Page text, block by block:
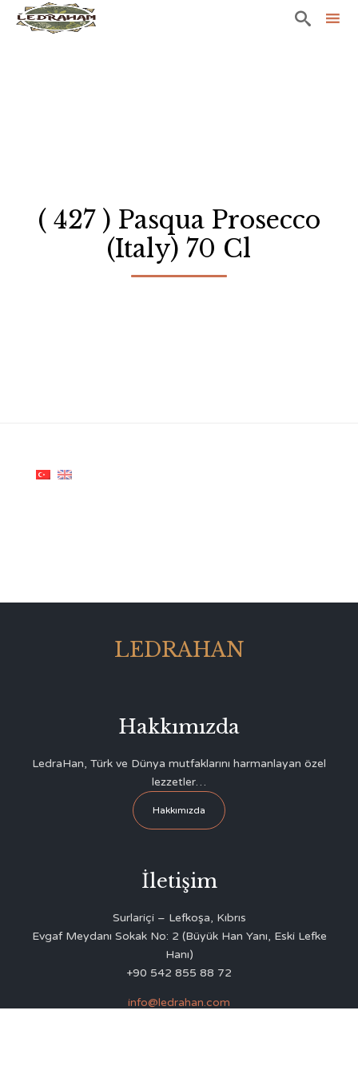

( 427 ) Pasqua Prosecco
(Italy) 70 Cl
LEDRAHAN
Hakkımızda
LedraHan, Türk ve Dünya mutfaklarını harmanlayan özel
lezzetler…
Hakkımızda
İletişim
Surlariçi – Lefkoşa, Kıbrıs
Evgaf Meydanı Sokak No: 2 (Büyük Han Yanı, Eski Lefke
Hanı)
+90 542 855 88 72
info@ledrahan.com